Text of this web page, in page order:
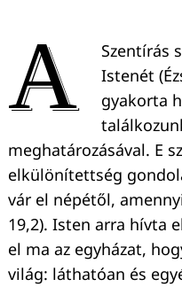
A
Szentírás
Istenét
gyakorta
meghatározásával. E
elkülönítettség
vár el népétől,
19,2). Isten arra hívta
el ma az egyházat,
világ: láthatóan és